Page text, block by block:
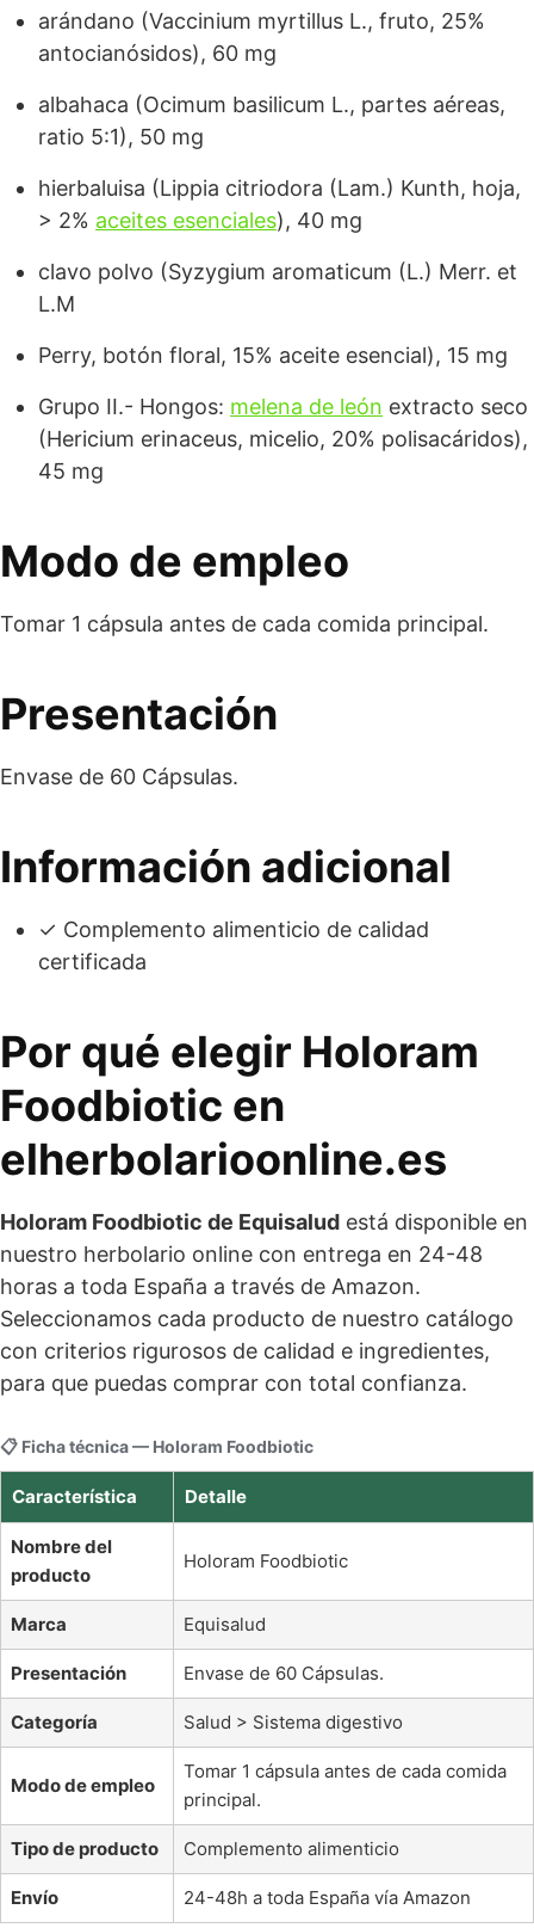
arándano (Vaccinium myrtillus L., fruto, 25%
antocianósidos), 60 mg
albahaca (Ocimum basilicum L., partes aéreas,
ratio 5:1), 50 mg
hierbaluisa (Lippia citriodora (Lam.) Kunth, hoja,
> 2% aceites esenciales), 40 mg
clavo polvo (Syzygium aromaticum (L.) Merr. et
L.M
Perry, botón floral, 15% aceite esencial), 15 mg
Grupo II.- Hongos: melena de león extracto seco
(Hericium erinaceus, micelio, 20% polisacáridos),
45 mg
Modo de empleo
Tomar 1 cápsula antes de cada comida principal.
Presentación
Envase de 60 Cápsulas.
Información adicional
✓ Complemento alimenticio de calidad
certificada
Por qué elegir Holoram
Foodbiotic en
elherbolarioonline.es
Holoram Foodbiotic de Equisalud está disponible en
nuestro herbolario online con entrega en 24-48
horas a toda España a través de Amazon.
Seleccionamos cada producto de nuestro catálogo
con criterios rigurosos de calidad e ingredientes,
para que puedas comprar con total confianza.
📋 Ficha técnica — Holoram Foodbiotic
Característica Detalle
Nombre del
producto
Holoram Foodbiotic
Marca Equisalud
Presentación Envase de 60 Cápsulas.
Categoría Salud > Sistema digestivo
Modo de empleo
Tomar 1 cápsula antes de cada comida
principal.
Tipo de producto Complemento alimenticio
Envío 24-48h a toda España vía Amazon